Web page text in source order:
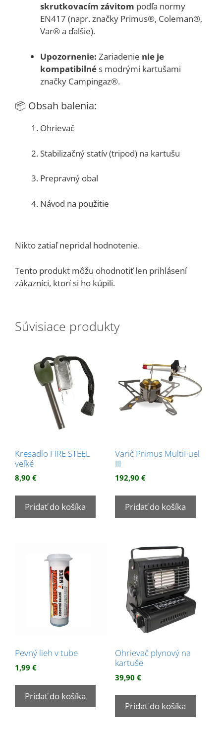
skrutkovacím závitom podľa normy
EN417 (napr. značky Primus®, Coleman®,
Var® a ďalšie).
Upozornenie: Zariadenie nie je
kompatibilné s modrými kartušami
značky Campingaz®.
📦 Obsah balenia:
Ohrievač
Stabilizačný statív (tripod) na kartušu
Prepravný obal
Návod na použitie
Nikto zatiaľ nepridal hodnotenie.
Tento produkt môžu ohodnotiť len prihlásení
zákazníci, ktorí si ho kúpili.
Súvisiace produkty
Kresadlo FIRE STEEL
veľké
8,90 €
Pridať do košíka
Varič Primus MultiFuel
III
192,90 €
Pridať do košíka
Pevný lieh v tube
1,99 €
Pridať do košíka
Ohrievač plynový na
kartuše
39,90 €
Pridať do košíka